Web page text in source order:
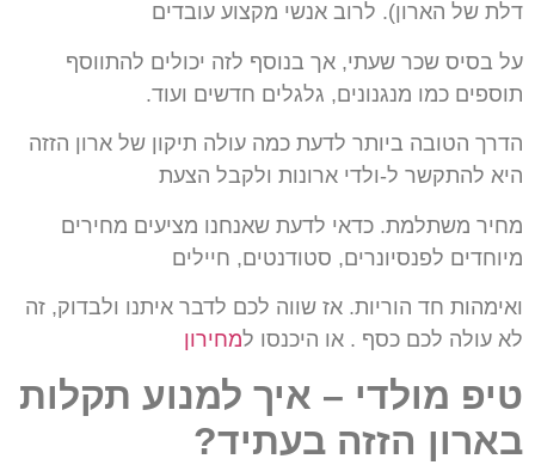
דלת של הארון). לרוב אנשי מקצוע עובדים
על בסיס שכר שעתי, אך בנוסף לזה יכולים להתווסף
תוספים כמו מנגנונים, גלגלים חדשים ועוד.
הדרך הטובה ביותר לדעת כמה עולה תיקון של ארון הזזה
היא להתקשר ל-ולדי ארונות ולקבל הצעת
מחיר משתלמת. כדאי לדעת שאנחנו מציעים מחירים
מיוחדים לפנסיונרים, סטודנטים, חיילים
ואימהות חד הוריות. אז שווה לכם לדבר איתנו ולבדוק, זה
לא עולה לכם כסף . או היכנסו למחירון
טיפ מולדי – איך למנוע תקלות
בארון הזזה בעתיד?